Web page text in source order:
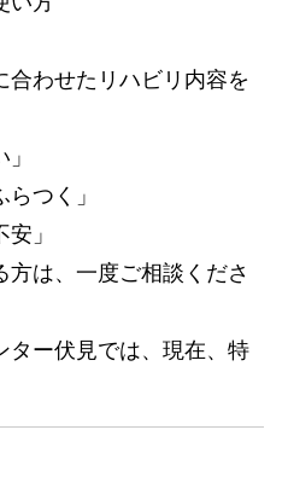
わせたリハビリ内容を
つく」
」
は、一度ご相談くださ
ター伏見では、現在、特